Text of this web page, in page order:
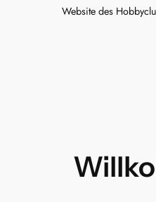
Website des